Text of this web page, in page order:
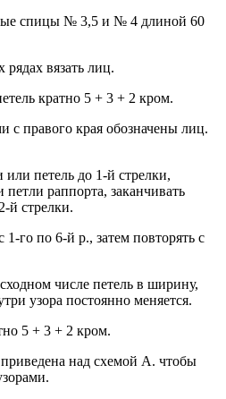
спицы № 3,5 и № 4 длиной 60
рядах вязать лиц.
кратно 5 + 3 + 2 кром.
с правого края обозначены лиц.
петель до 1-й стрелки,
раппорта, заканчивать
й стрелки.
го по 6-й р., затем повторять с
числе петель в ширину,
узора постоянно меняется.
5 + 3 + 2 кром.
над схемой А. чтобы